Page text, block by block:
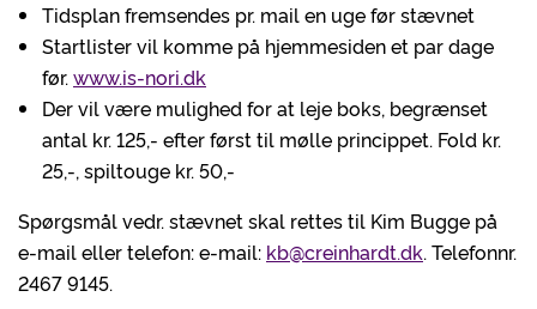
Tidsplan fremsendes pr. mail en uge før stævnet
Startlister vil komme på hjemmesiden et par dage
før. www.is-nori.dk
Der vil være mulighed for at leje boks, begrænset
antal kr. 125,- efter først til mølle princippet. Fold kr.
25,-, spiltouge kr. 50,-
Spørgsmål vedr. stævnet skal rettes til Kim Bugge på
e-mail eller telefon: e-mail: kb@creinhardt.dk. Telefonnr.
2467 9145.